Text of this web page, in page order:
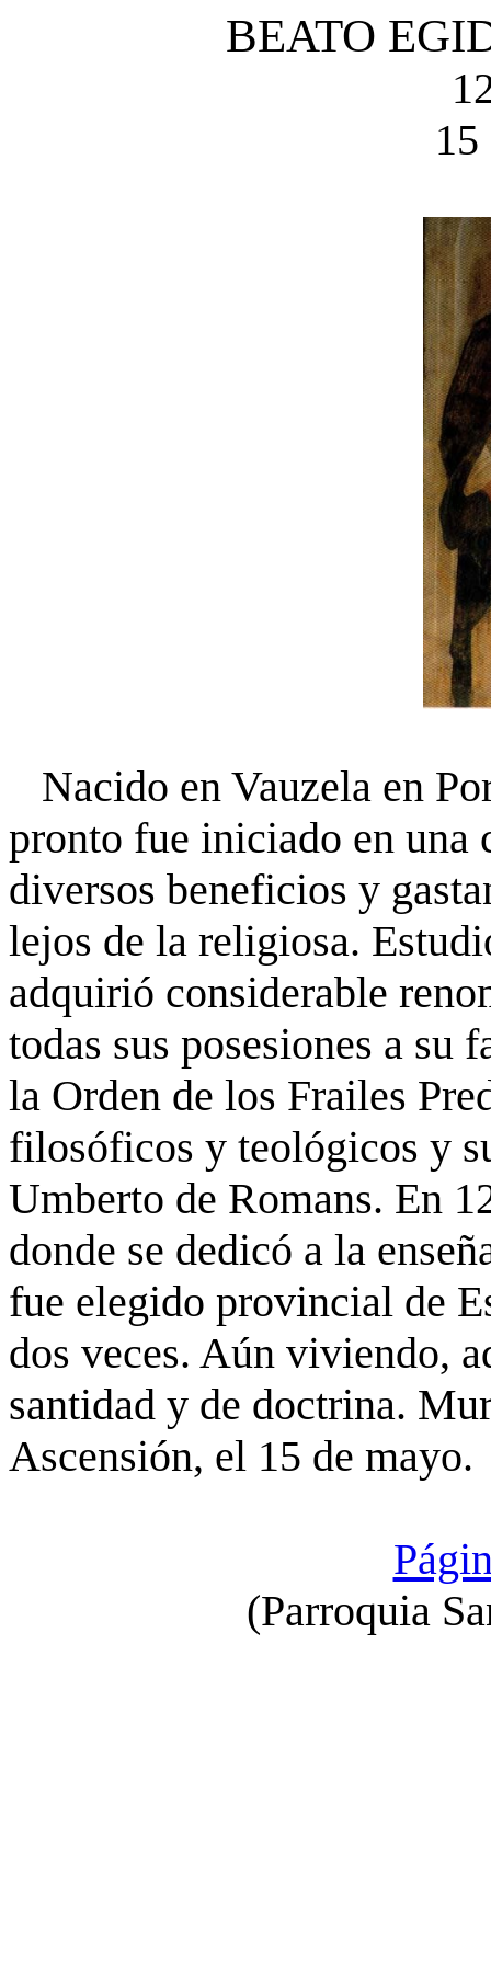
BEATO
Nacido en Vauzela en
pronto fue iniciado en una
diversos beneficios y
lejos de la religiosa.
adquirió considerable
todas sus posesiones a su
la Orden de los Frailes
filosóficos y teológicos y
Umberto de Romans. En
donde se dedicó a la
fue elegido provincial de
dos veces. Aún viviendo,
santidad y de doctrina.
Ascensión, el 15 de mayo.
(Parroquia